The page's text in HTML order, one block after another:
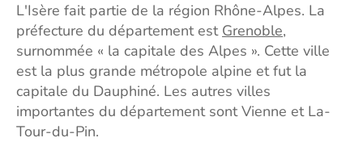
L'Isère fait partie de la région Rhône-Alpes. La
préfecture du département est Grenoble,
surnommée « la capitale des Alpes ». Cette ville
est la plus grande métropole alpine et fut la
capitale du Dauphiné. Les autres villes
importantes du département sont Vienne et La-
Tour-du-Pin.